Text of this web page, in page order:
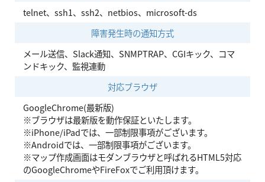
telnet、ssh1、ssh2、netbios、microsoft-ds
障害発生時の通知方式
メール送信、Slack通知、SNMPTRAP、CGIキック、コマ
ンドキック、監視連動
対応ブラウザ
GoogleChrome(最新版)
※ブラウザは最新版を動作保証といたします。
※iPhone/iPadでは、一部制限事項がございます。
※Androidでは、一部制限事項がございます。
※マップ作成画面はモダンブラウザと呼ばれるHTML5対応
のGoogleChromeやFireFoxでご利用頂けます。